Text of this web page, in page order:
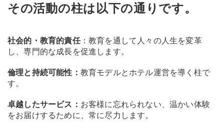
その活動の柱は以下の通りです。
社会的・教育的責任：教育を通して人々の人生を変革
し、専門的な成長を促進します。
倫理と持続可能性： 教育モデルとホテル運営を導く柱で
す。
卓越したサービス： お客様に忘れられない、温かい体験
をお届けするために、常に尽力します。